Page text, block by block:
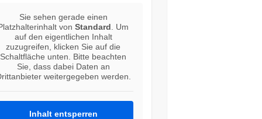
Sie sehen gerade einen
vonStandard . Um
auf den eigentlichen Inhalt
zuzugreifen, klicken Sie auf die
Schaltfläche unten. Bitte beachten
Sie, dass dabei Daten an
weitergegeben werden.
Inhalt entsperren